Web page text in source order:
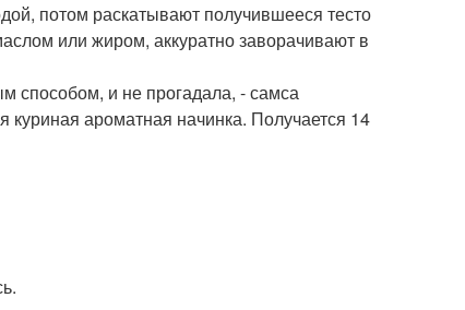
потом раскатывают получившееся тесто
или жиром, аккуратно заворачивают в
способом, и не прогадала, - самса
куриная ароматная начинка. Получается 14